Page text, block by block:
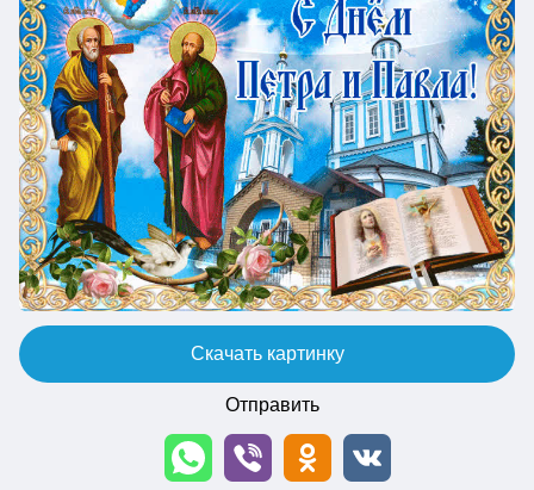
Скачать картинку
Отправить